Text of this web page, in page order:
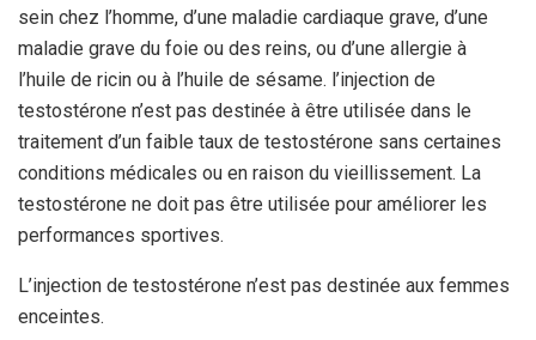
sein chez l’homme, d’une maladie cardiaque grave, d’une
maladie grave du foie ou des reins, ou d’une allergie à
l’huile de ricin ou à l’huile de sésame. l’injection de
testostérone n’est pas destinée à être utilisée dans le
traitement d’un faible taux de testostérone sans certaines
conditions médicales ou en raison du vieillissement. La
testostérone ne doit pas être utilisée pour améliorer les
performances sportives.
L’injection de testostérone n’est pas destinée aux femmes
enceintes.